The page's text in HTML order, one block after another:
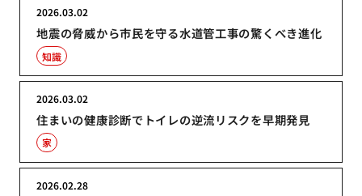
地震の脅威から市民を守る水道管工事の驚くべき進化
2026.03.02
知識
住まいの健康診断でトイレの逆流リスクを早期発見
2026.03.02
家
2026.02.28